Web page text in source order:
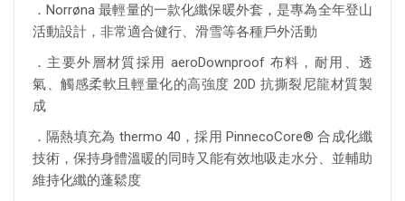
．Norrøna 最輕量的一款化纖保暖外套，是專為全年登山
活動設計，非常適合健行、滑雪等各種戶外活動
．主要外層材質採用 aeroDownproof 布料，耐用、透
氣、觸感柔軟且輕量化的高強度 20D 抗撕裂尼龍材質製
成
．隔熱填充為 thermo 40，採用 PinnecoCore® 合成化纖
技術，保持身體溫暖的同時又能有效地吸走水分、並輔助
維持化纖的蓬鬆度